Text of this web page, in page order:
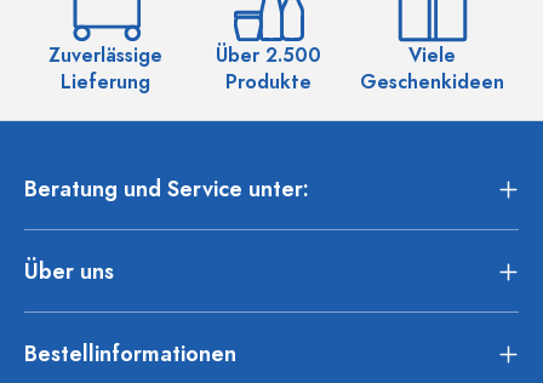
Zuverlässige
Lieferung
Über 2.500
Produkte
Viele
Geschenkideen
Beratung und Service unter:
Über uns
Bestellinformationen